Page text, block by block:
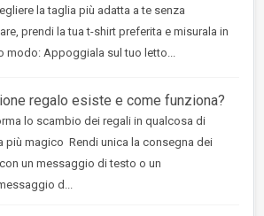
la taglia più adatta a te senza
prendi la tua t-shirt preferita e misurala in
modo: Appoggiala sul tuo letto...
regalo esiste e come funziona?
lo scambio dei regali in qualcosa di
più magico Rendi unica la consegna dei
un messaggio di testo o un
d...